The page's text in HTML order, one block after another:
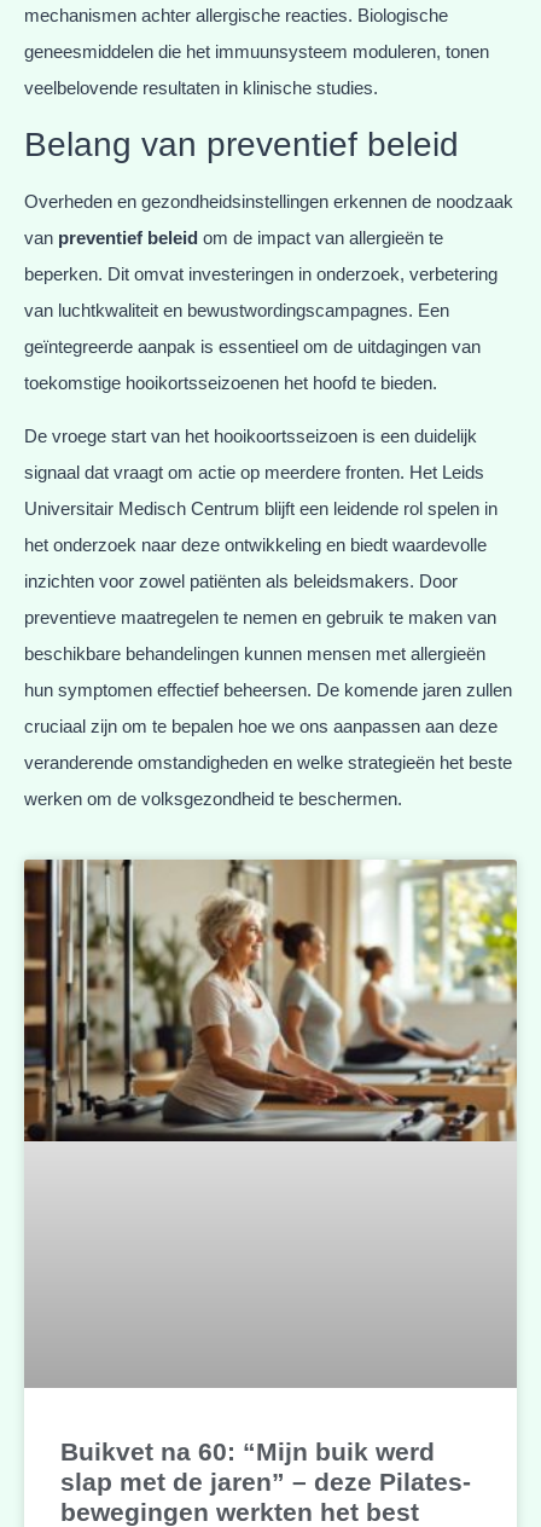
Buikvet na 60: “Mijn buik werd
slap met de jaren” – deze Pilates-
bewegingen werkten het best
mechanismen achter allergische reacties. Biologische
geneesmiddelen die het immuunsysteem moduleren, tonen
veelbelovende resultaten in klinische studies.
Belang van preventief beleid
Overheden en gezondheidsinstellingen erkennen de noodzaak
van preventief beleid om de impact van allergieën te
beperken. Dit omvat investeringen in onderzoek, verbetering
van luchtkwaliteit en bewustwordingscampagnes. Een
geïntegreerde aanpak is essentieel om de uitdagingen van
toekomstige hooikortsseizoenen het hoofd te bieden.
De vroege start van het hooikoortsseizoen is een duidelijk
signaal dat vraagt om actie op meerdere fronten. Het Leids
Universitair Medisch Centrum blijft een leidende rol spelen in
het onderzoek naar deze ontwikkeling en biedt waardevolle
inzichten voor zowel patiënten als beleidsmakers. Door
preventieve maatregelen te nemen en gebruik te maken van
beschikbare behandelingen kunnen mensen met allergieën
hun symptomen effectief beheersen. De komende jaren zullen
cruciaal zijn om te bepalen hoe we ons aanpassen aan deze
veranderende omstandigheden en welke strategieën het beste
werken om de volksgezondheid te beschermen.